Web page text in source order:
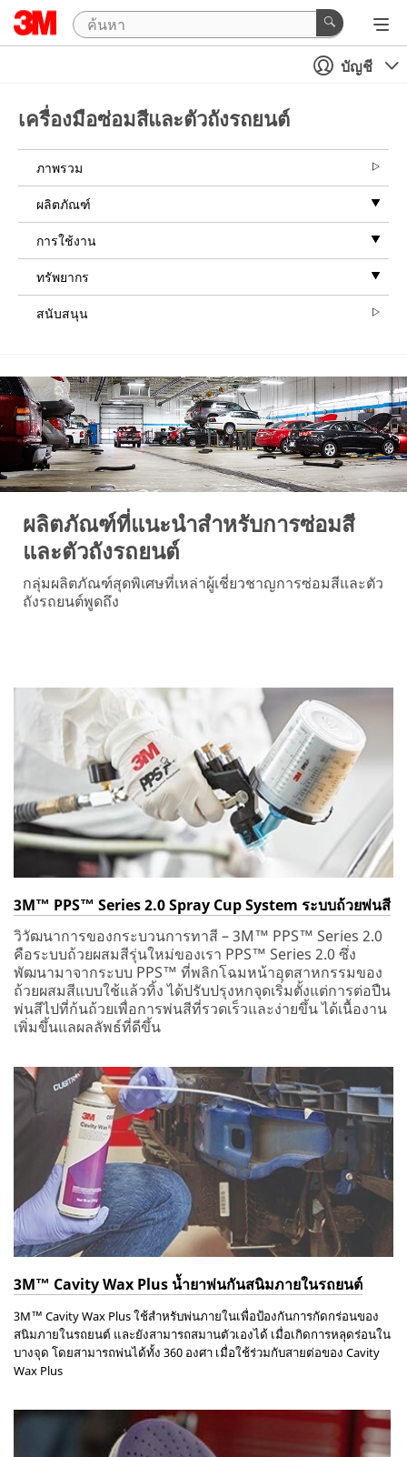
บัญชี
เครื่องมือซ่อมสีและตัวถังรถยนต์
ภาพรวม
ผลิตภัณฑ์
การใช้งาน
ทรัพยากร
สนับสนุน
ผลิตภัณฑ์ที่แนะนำสำหรับการซ่อมสี
และตัวถังรถยนต์
กลุ่มผลิตภัณฑ์สุดพิเศษที่เหล่าผู้เชี่ยวชาญการซ่อมสีและตัว
ถังรถยนต์พูดถึง
3M™ PPS™ Series 2.0 Spray Cup System ระบบถ้วยพ่นสี
วิวัฒนาการของกระบวนการทาสี – 3M™ PPS™ Series 2.0
คือระบบถ้วยผสมสีรุ่นใหม่ของเรา PPS™ Series 2.0 ซึ่ง
พัฒนามาจากระบบ PPS™ ที่พลิกโฉมหน้าอุตสาหกรรมของ
ถ้วยผสมสีแบบใช้แล้วทิ้ง ได้ปรับปรุงหกจุดเริ่มตั้งแต่การต่อปืน
พ่นสีไปที่ก้นถ้วยเพื่อการพ่นสีที่รวดเร็วและง่ายขึ้น ได้เนื้องาน
เพิ่มขึ้นแลผลลัพธ์ที่ดีขึ้น
3M™ Cavity Wax Plus น้ำยาพ่นกันสนิมภายในรถยนต์
3M™ Cavity Wax Plusใช้สำหรับพ่นภายในเพื่อป้องกันการกัดกร่อนของ
สนิมภายในรถยนต์ และยังสามารถสมานตัวเองได้ เมื่อเกิดการหลุดร่อนใน
บางจุด โดยสามารถพ่นได้ทั้ง 360 องศา เมื่อใช้ร่วมกับสายต่อของ Cavity
Wax Plus